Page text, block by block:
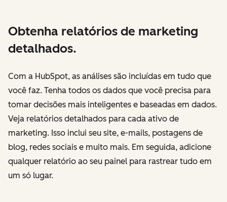
Obtenha relatórios de marketing
detalhados.
Com a HubSpot, as análises são incluídas em tudo que
você faz. Tenha todos os dados que você precisa para
tomar decisões mais inteligentes e baseadas em dados.
Veja relatórios detalhados para cada ativo de
marketing. Isso inclui seu site, e-mails, postagens de
blog, redes sociais e muito mais. Em seguida, adicione
qualquer relatório ao seu painel para rastrear tudo em
um só lugar.